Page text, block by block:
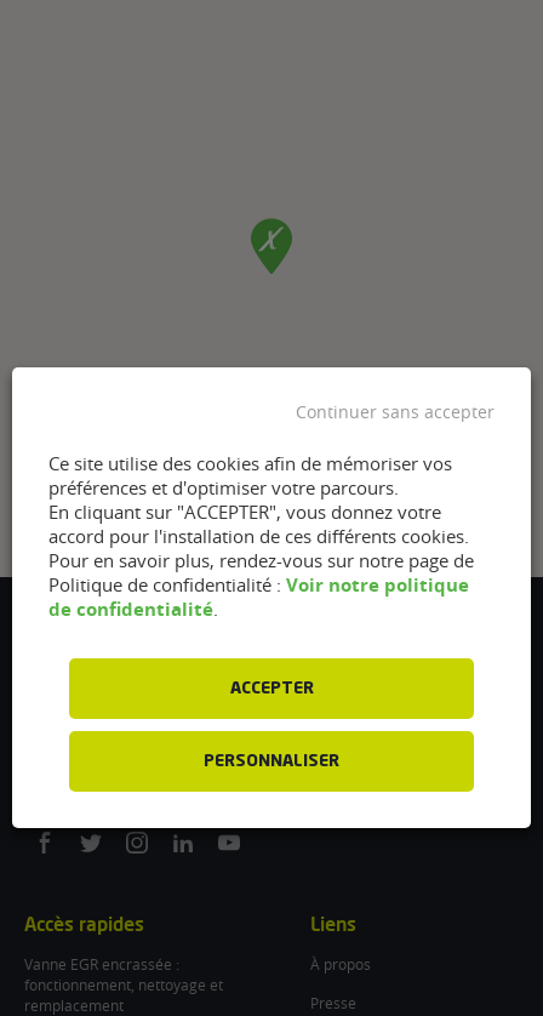
5 avenue des Renardières
info@flexfuel-company.com
On
On
On
On
On
Accès rapides
Vanne EGR encrassée :
fonctionnement, nettoyage et
remplacement
Liens
À propos
Presse
Ce site utilise des cookies afin de mémoriser vos
préférences et d'optimiser votre parcours.
En cliquant sur "ACCEPTER", vous donnez votre
accord pour l'installation de ces différents cookies.
Pour en savoir plus, rendez-vous sur notre page de
Politique de confidentialité : Voir notre politique
de confidentialité.
ACCEPTER
PERSONNALISER
Continuer sans accepter